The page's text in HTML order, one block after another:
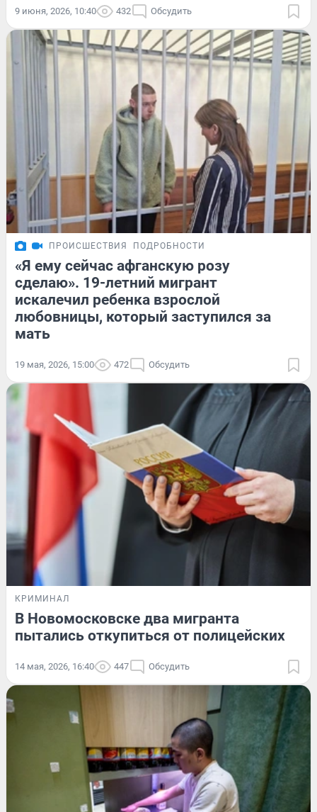
9 июня, 2026, 10:40 432 Обсудить
ПРОИСШЕСТВИЯ ПОДРОБНОСТИ
«Я ему сейчас афганскую розу
сделаю». 19-летний мигрант
искалечил ребенка взрослой
любовницы, который заступился за
мать
19 мая, 2026, 15:00 472 Обсудить
КРИМИНАЛ
В Новомосковске два мигранта
пытались откупиться от полицейских
14 мая, 2026, 16:40 447 Обсудить